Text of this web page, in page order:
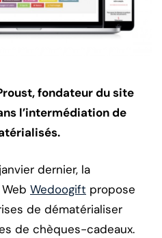
fondateur du site
l’intermédiation de
dernier, la
Wedoogift propose
de dématérialiser
de chèques-cadeaux.